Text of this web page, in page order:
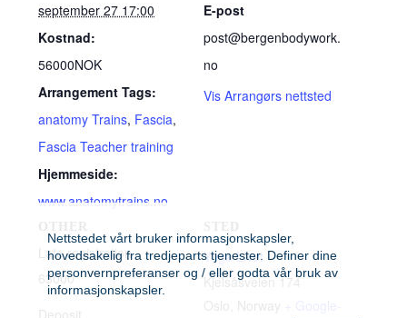
september 27 17:00
Kostnad:
56000NOK
Arrangement Tags:
anatomy Trains, Fascia,
Fascia Teacher training
Hjemmeside:
www.anatomytrains.no
Yoga Livet
Kjelsåsveien 174
E-post
post@bergenbodywork.
no
Vis Arrangørs nettsted
Late registration
63000
Nettstedet vårt bruker informasjonskapsler,
hovedsakelig fra tredjeparts tjenester. Definer dine
personvernpreferanser og / eller godta vår bruk av
informasjonskapsler.